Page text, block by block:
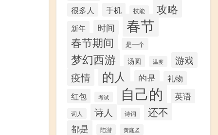
很多人 手机 技能 攻略
新年 时间 春节
春节期间 是一个
梦幻西游 汤圆 温度 游戏
疫情 的人 的是 礼物
红包 考试 自己的 英语
词人 诗人 诗词 还不
都是 陆游 黄庭坚